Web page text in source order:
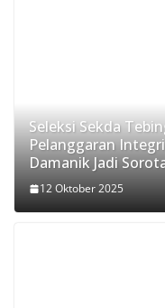
Seleksi Sekda
Pelanggaran
Damanik Jadi
12 Oktober 2025